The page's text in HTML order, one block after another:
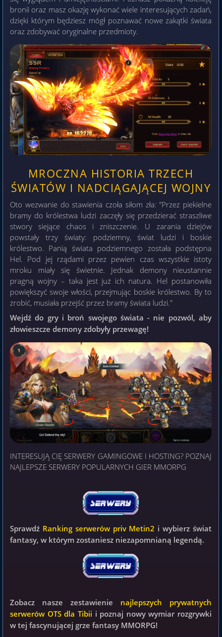
bronii oraz masz okazję wykonać wiele interesujących zadań,
dzięki którym będziesz mógł poznawać nowe zakątki świata
oraz zdobywać oryginalne przedmioty.
MROCZNA HISTORIA TRZECH
ŚWIATÓW I NADCIĄGAJĄCEJ WOJNY
Oto wezwanie do stawienia czoła siłom zła: "Przez piekielne
bramy do królestwa ludzi zaczęły się przedzierać straszliwe
stwory siejące chaos i zniszczenie. U zarania dziejów
powstały trzy światy: podziemny, świat ludzi i boskie
królestwo. Panią świata podziemnego została podstępna
Hel. Pod jej rządami przez pewien czas wszystkie istoty
mroku miały się świetnie. Jednak demony nieustannie
pragną wojny – taka jest już ich natura. Hel postanowiła
powiększyć swoje włości, przejmując boskie królestwo. By to
zrobić, musiała przejść przez bramy świata ludzi."
Wejdź do gry i broń swojego świata - nie pozwól, aby
złowieszcze demony zdobyły przewagę!
INTERESUJĄ CIĘ SERWERY GAMINGOWE I HOSTING? POZNAJ
NAJLEPSZE SERWERY POPULARNYCH GIER MMORPG
Sprawdź Ranking serwerów priv Metin2 i wybierz świat
fantasy, w którym zostaniesz niezapomnianą legendą.
Zobacz nasze zestawienie najlepszych prywatnych
serwerów OTS dla Tibii i poznaj nowy wymiar rozgrywki
w tej fascynującej grze fantasy MMORPG!